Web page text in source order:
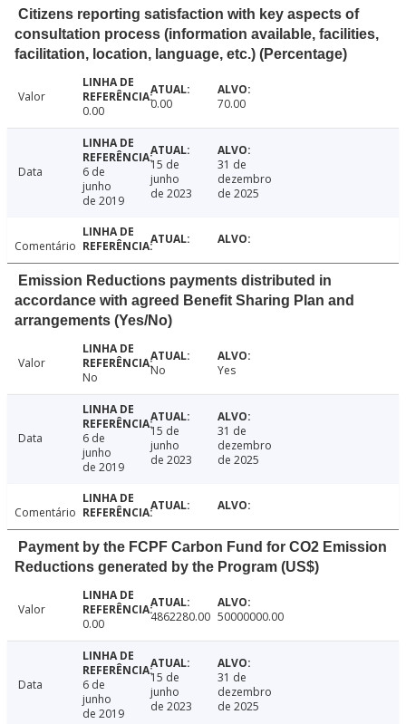
Citizens reporting satisfaction with key aspects of
consultation process (information available, facilities,
facilitation, location, language, etc.) (Percentage)
Valor
0.00
0.00 70.00
Data
6 de
junho
de 2019
15 de
junho
de 2023
31 de
dezembro
de 2025
Comentário
Emission Reductions payments distributed in
accordance with agreed Benefit Sharing Plan and
arrangements (Yes/No)
Valor
No
No Yes
Data
6 de
junho
de 2019
15 de
junho
de 2023
31 de
dezembro
de 2025
Comentário
Payment by the FCPF Carbon Fund for CO2 Emission
Reductions generated by the Program (US$)
Valor
0.00
4862280.00 50000000.00
Data
6 de
junho
de 2019
15 de
junho
de 2023
31 de
dezembro
de 2025